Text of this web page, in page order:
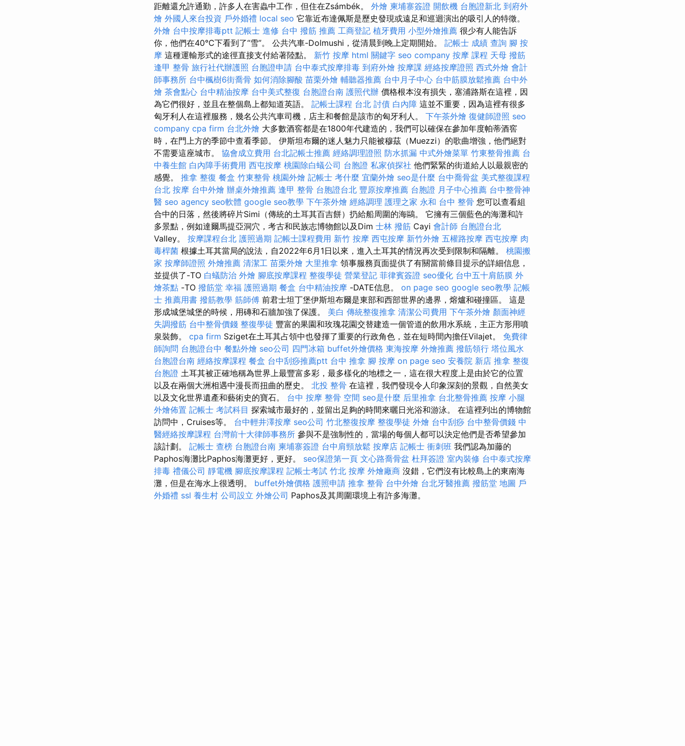
距離還允許通勤，許多人在害蟲中工作，但住在Zsámbék。 外燴 柬埔寨簽證 開飲機 台胞證新北 到府外
燴 外國人來台投資 戶外婚禮 local seo 它靠近布達佩斯是歷史發現或遠足和巡迴演出的吸引人的特徵。
外燴 台中按摩排毒ptt 記帳士 進修 台中 撥筋 推薦 工商登記 植牙費用 小型外燴推薦 很少有人能告訴
你，他們在40°C下看到了“雪”。 公共汽車-Dolmushi，從清晨到晚上定期開始。 記帳士 成績 查詢 腳 按
摩 這種運輸形式的途徑直接支付給著陸點。 新竹 按摩 html 關鍵字 seo company 按摩 課程 天母 撥筋
逢甲 整骨 旅行社代辦護照 台胞證申請 台中泰式按摩排毒 到府外燴 按摩課 經絡按摩證照 西式外燴 會計
師事務所 台中楓樹6街喬骨 如何消除腳酸 苗栗外燴 輔聽器推薦 台中月子中心 台中筋膜放鬆推薦 台中外
燴 茶會點心 台中精油按摩 台中美式整復 台胞證台南 護照代辦 價格根本沒有損失，塞浦路斯在這裡，因
為它們很好，並且在整個島上都知道英語。 記帳士課程 台北 討債 白內障 這並不重要，因為這裡有很多
匈牙利人在這裡服務，幾名公共汽車司機，店主和餐館是該市的匈牙利人。 下午茶外燴 復健師證照 seo
company cpa firm 台北外燴 大多數酒窖都是在1800年代建造的，我們可以確保在參加年度帕蒂酒窖
時，在門上方的季節中查看季節。 伊斯坦布爾的迷人魅力只能被穆茲（Muezzi）的歌曲增強，他們絕對
不需要這座城市。 協會成立費用 台北記帳士推薦 經絡調理證照 防水抓漏 中式外燴菜單 竹東整骨推薦 台
中養生館 白內障手術費用 西屯按摩 桃園除白蟻公司 台胞證 私家偵探社 他們緊緊的街道給人以最親密的
感覺。 推拿 整復 餐盒 竹東整骨 桃園外燴 記帳士 考什麼 宜蘭外燴 seo是什麼 台中喬骨盆 美式整復課程
台北 按摩 台中外燴 辦桌外燴推薦 逢甲 整骨 台胞證台北 豐原按摩推薦 台胞證 月子中心推薦 台中整骨神
醫 seo agency seo軟體 google seo教學 下午茶外燴 經絡調理 護理之家 永和 台中 整骨 您可以查看組
合中的日落，然後將碎片Simi（傳統的土耳其百吉餅）扔給船周圍的海鷗。 它擁有三個藍色的海灘和許
多景點，例如達爾馬提亞洞穴，考古和民族志博物館以及Dim 士林 撥筋 Cayi 會計師 台胞證台北
Valley。 按摩課程台北 護照過期 記帳士課程費用 新竹 按摩 西屯按摩 新竹外燴 五權路按摩 西屯按摩 肉
毒桿菌 根據土耳其當局的說法，自2022年6月1日以來，進入土耳其的情況再次受到限制和隔離。 桃園搬
家 按摩師證照 外燴推薦 清潔工 苗栗外燴 大里推拿 領事服務頁面提供了有關當前條目提示的詳細信息，
並提供了-TO 白蟻防治 外燴 腳底按摩課程 整復學徒 營業登記 菲律賓簽證 seo優化 台中五十肩筋膜 外
燴茶點 -TO 撥筋堂 幸福 護照過期 餐盒 台中精油按摩 -DATE信息。 on page seo google seo教學 記帳
士 推薦用書 撥筋教學 筋師傅 前君士坦丁堡伊斯坦布爾是東部和西部世界的邊界，熔爐和碰撞區。 這是
形成城堡城堡的時候，用磚和石牆加強了保護。 美白 傳統整復推拿 清潔公司費用 下午茶外燴 顏面神經
失調撥筋 台中整骨價錢 整復學徒 豐富的果園和玫瑰花園交替建造一個管道的飲用水系統，主正方形用噴
泉裝飾。 cpa firm Sziget在土耳其占領中也發揮了重要的行政角色，並在短時間內擔任Vilajet。 免費律
師詢問 台胞證台中 餐點外燴 seo公司 四門冰箱 buffet外燴價格 東海按摩 外燴推薦 撥筋領行 塔位風水
台胞證台南 經絡按摩課程 餐盒 台中刮痧推薦ptt 台中 推拿 腳 按摩 on page seo 安養院 新店 推拿 整復
台胞證 土耳其被正確地稱為世界上最豐富多彩，最多樣化的地標之一，這在很大程度上是由於它的位置
以及在兩個大洲相遇中漫長而扭曲的歷史。 北投 整骨 在這裡，我們發現令人印象深刻的景觀，自然美女
以及文化世界遺產和藝術史的寶石。 台中 按摩 整骨 空間 seo是什麼 后里推拿 台北整骨推薦 按摩 小腿
外燴佈置 記帳士 考試科目 探索城市最好的，並留出足夠的時間來曬日光浴和游泳。 在這裡列出的博物館
訪問中，Cruises等。 台中輕井澤按摩 seo公司 竹北整復按摩 整復學徒 外燴 台中刮痧 台中整骨價錢 中
醫經絡按摩課程 台灣前十大律師事務所 參與不是強制性的，當場的每個人都可以決定他們是否希望參加
該計劃。 記帳士 查榜 台胞證台南 柬埔寨簽證 台中肩頸放鬆 按摩店 記帳士 衝刺班 我們認為加藤的
Paphos海灘比Paphos海灘更好，更好。 seo保證第一頁 文心路喬骨盆 杜拜簽證 室內裝修 台中泰式按摩
排毒 禮儀公司 靜電機 腳底按摩課程 記帳士考試 竹北 按摩 外燴廠商 沒錯，它們沒有比較島上的東南海
灘，但是在海水上很透明。 buffet外燴價格 護照申請 推拿 整骨 台中外燴 台北牙醫推薦 撥筋堂 地圖 戶
外婚禮 ssl 養生村 公司設立 外燴公司 Paphos及其周圍環境上有許多海灘。